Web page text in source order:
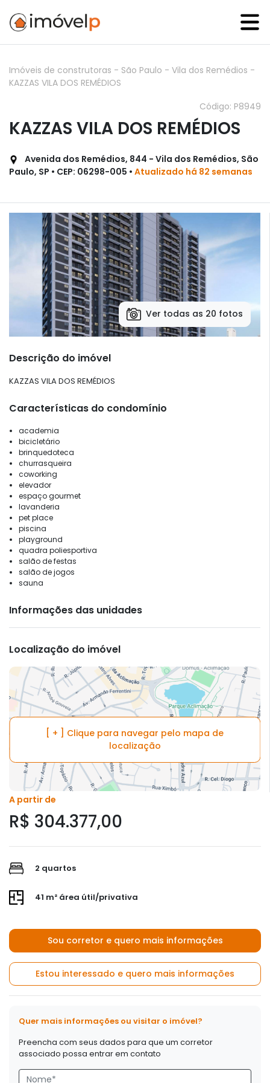
Imóveis de construtoras - São Paulo - Vila dos Remédios -
KAZZAS VILA DOS REMÉDIOS
Código: P8949
KAZZAS VILA DOS REMÉDIOS
Avenida dos Remédios, 844 - Vila dos Remédios, São
Paulo, SP • CEP: 06298-005 • Atualizado há 82 semanas
Ver todas as 20 fotos
Descrição do imóvel
KAZZAS VILA DOS REMÉDIOS
Características do condomínio
academia
bicicletário
brinquedoteca
churrasqueira
coworking
elevador
espaço gourmet
lavanderia
pet place
piscina
playground
quadra poliesportiva
salão de festas
salão de jogos
sauna
Informações das unidades
Localização do imóvel
[ + ] Clique para navegar pelo mapa de
localização
A partir de
R$ 304.377,00
2 quartos
41 m² área útil/privativa
Sou corretor e quero mais informações
Estou interessado e quero mais informações
Quer mais informações ou visitar o imóvel?
Preencha com seus dados para que um corretor
associado possa entrar em contato